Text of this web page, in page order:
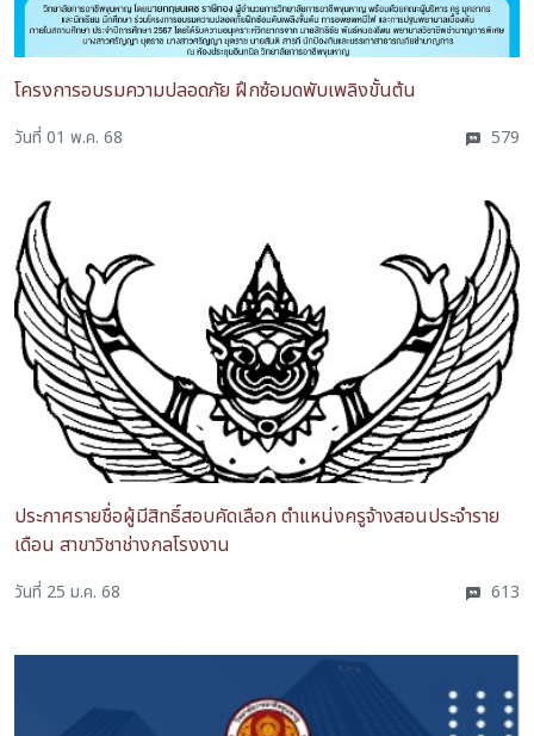
โครงการอบรมความปลอดภัย ฝึกซ้อมดพับเพลิงขั้นต้น
วันที่ 01 พ.ค. 68 579
ประกาศรายชื่อผู้มีสิทธิ์สอบคัดเลือก ตำแหน่งครูจ้างสอนประจำราย
เดือน สาขาวิชาช่างกลโรงงาน
วันที่ 25 ม.ค. 68 613